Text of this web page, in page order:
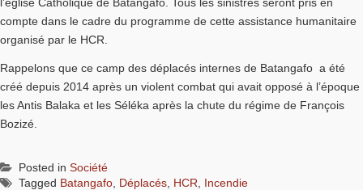
compte dans le cadre du programme de cette assistance humanitaire
organisé par le HCR.
Rappelons que ce camp des déplacés internes de Batangafo a été
créé depuis 2014 après un violent combat qui avait opposé à l’époque
les Antis Balaka et les Séléka après la chute du régime de François
Bozizé.
Posted in Société
Tagged Batangafo Déplacés HCR Incendie